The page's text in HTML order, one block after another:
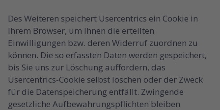
Des Weiteren speichert Usercentrics ein Cookie in
Ihrem Browser, um Ihnen die erteilten
Einwilligungen bzw. deren Widerruf zuordnen zu
können. Die so erfassten Daten werden gespeichert,
bis Sie uns zur Löschung auffordern, das
Usercentrics-Cookie selbst löschen oder der Zweck
für die Datenspeicherung entfällt. Zwingende
gesetzliche Aufbewahrungspflichten bleiben